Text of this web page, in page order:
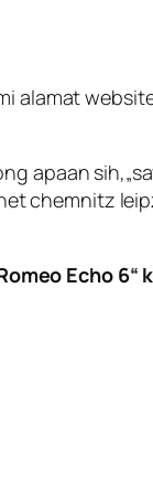
alamat
apaan sih,„
chemnitz
Echo 6“